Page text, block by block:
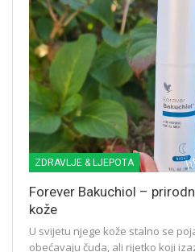
ZDRAVLJE & LJEPOTA
Forever Bakuchiol –
kože
U svijetu njege kože stalno se
obećavaju čuda, ali rijetko koji